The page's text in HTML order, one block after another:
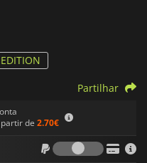
de 2.70€
Partilhar
Taxas